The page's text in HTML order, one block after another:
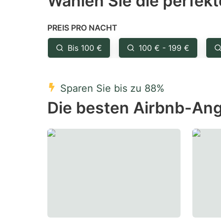
Press
question
mark
key
get
the
PREIS PRO NACHT
Bis 100 € 100 € - 199 €
Sparen Sie bis zu 88%
Die besten Airbnb-